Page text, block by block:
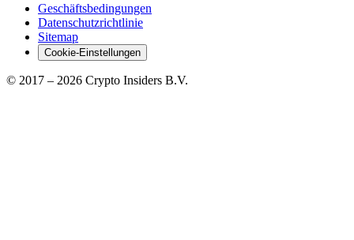
Geschäftsbedingungen
Datenschutzrichtlinie
Sitemap
Cookie-Einstellungen
© 2017 – 2026 Crypto Insiders B.V.